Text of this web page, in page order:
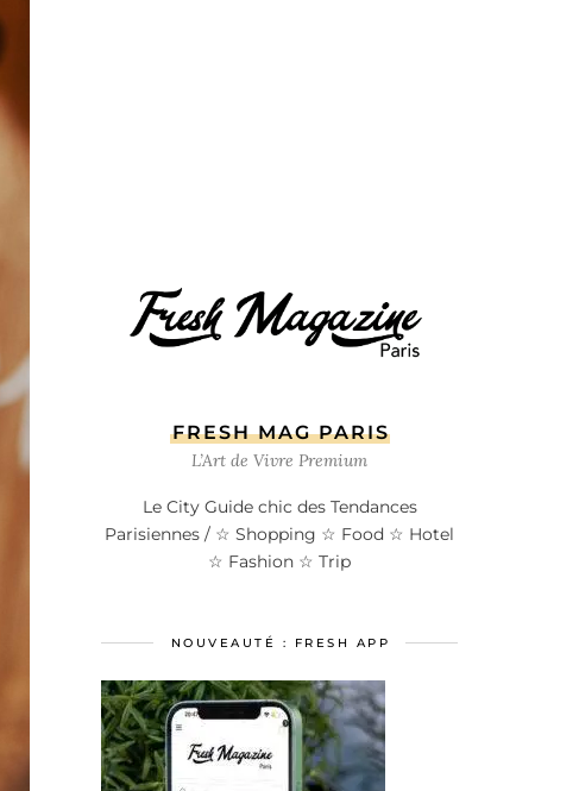
FRESH MAG PARIS
L’Art de Vivre Premium
Le City Guide chic des Tendances
Parisiennes / ☆ Shopping ☆ Food ☆ Hotel
☆ Fashion ☆ Trip
NOUVEAUTÉ : FRESH APP